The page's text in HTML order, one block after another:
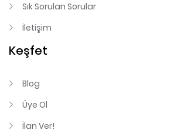
Sık Sorulan Sorular
İletişim
Keşfet
Blog
Üye Ol
İlan Ver!